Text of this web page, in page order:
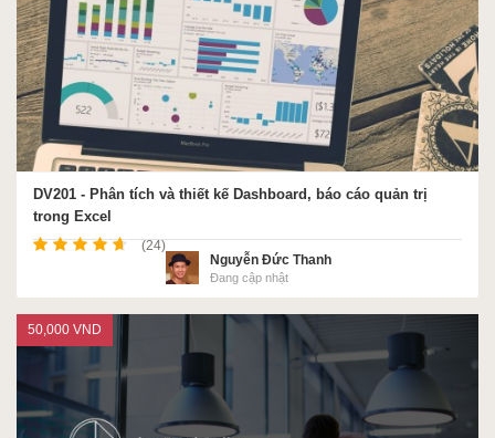
DV201 - Phân tích và thiết kế Dashboard, báo cáo quản trị
trong Excel
(24)
Nguyễn Đức Thanh
Đang cập nhật
50,000 VND